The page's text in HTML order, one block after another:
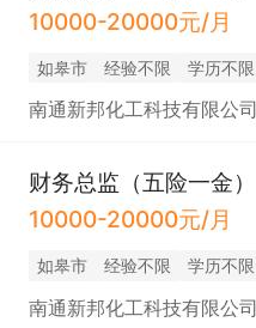
10000-20000元/月
如皋市 经验不限 学历不限
南通新邦化工科技有限公司
财务总监（五险一金）
10000-20000元/月
如皋市 经验不限 学历不限
南通新邦化工科技有限公司